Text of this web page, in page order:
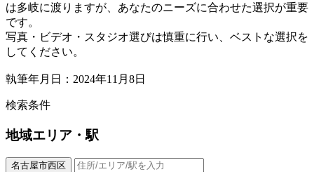
は多岐に渡りますが、あなたのニーズに合わせた選択が重要
です。
写真・ビデオ・スタジオ選びは慎重に行い、ベストな選択を
してください。
執筆年月日：2024年11月8日
検索条件
地域エリア・駅
名古屋市西区